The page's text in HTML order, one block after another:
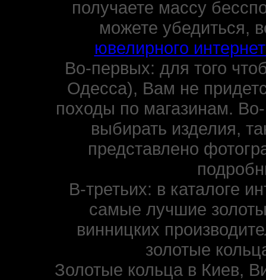
получаете массу
можете убедиться,
ювелирного
Во-первых: для того
Одесса), Вам не
походы по магазинам.
выбирать изделия,
представлено
В-третьих: в каталоге
самые лучшие
винницких
золотые
Золотые кольца в Киев,